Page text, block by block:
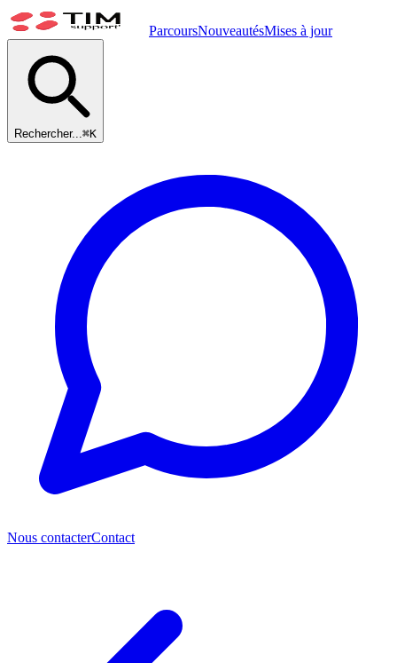
ParcoursNouveautésMises à jour
Rechercher...⌘K
Nous contacterContact